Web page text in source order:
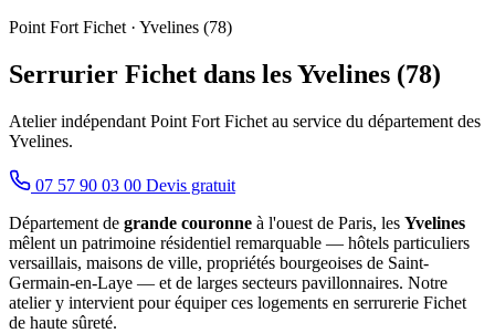
Point Fort Fichet · Yvelines (78)
Serrurier Fichet dans les Yvelines (78)
Atelier indépendant Point Fort Fichet au service du département des
Yvelines.
07 57 90 03 00 Devis gratuit
Département de grande couronne à l'ouest de Paris, les Yvelines
mêlent un patrimoine résidentiel remarquable — hôtels particuliers
versaillais, maisons de ville, propriétés bourgeoises de Saint-
Germain-en-Laye — et de larges secteurs pavillonnaires. Notre
atelier y intervient pour équiper ces logements en serrurerie Fichet
de haute sûreté.